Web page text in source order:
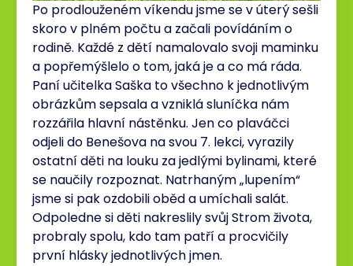
Po prodlouženém víkendu jsme se v úterý sešli
skoro v plném počtu a začali povídáním o
rodině. Každé z dětí namalovalo svoji maminku
a popřemýšlelo o tom, jaká je a co má ráda.
Paní učitelka Saška to všechno k jednotlivým
obrázkům sepsala a vzniklá sluníčka nám
rozzářila hlavní nástěnku. Jen co plaváčci
odjeli do Benešova na svou 7. lekci, vyrazily
ostatní děti na louku za jedlými bylinami, které
se naučily rozpoznat. Natrhaným „lupením“
jsme si pak ozdobili oběd a umíchali salát.
Odpoledne si děti nakreslily svůj Strom života,
probraly spolu, kdo tam patří a procvičily
první hlásky jednotlivých jmen.